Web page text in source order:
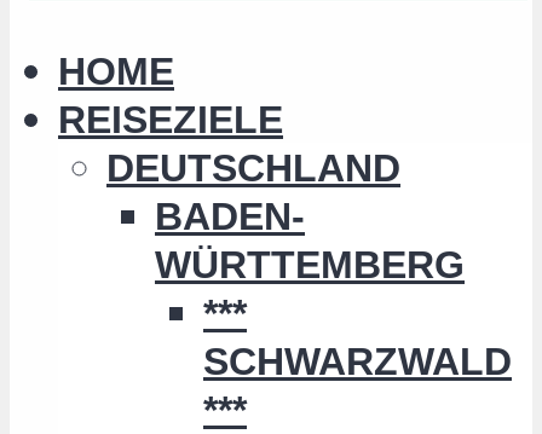
HOME
REISEZIELE
DEUTSCHLAND
BADEN-
WÜRTTEMBERG
***
SCHWARZWALD
***